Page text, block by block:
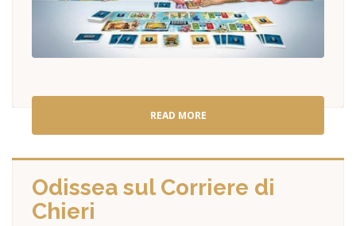
READ MORE
Odissea sul Corriere di
Chieri